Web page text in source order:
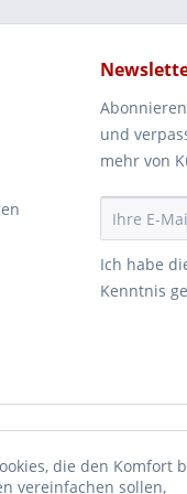
und
mehr von
Ich habe
Kenntnis
die den Komfort
vereinfachen sollen,